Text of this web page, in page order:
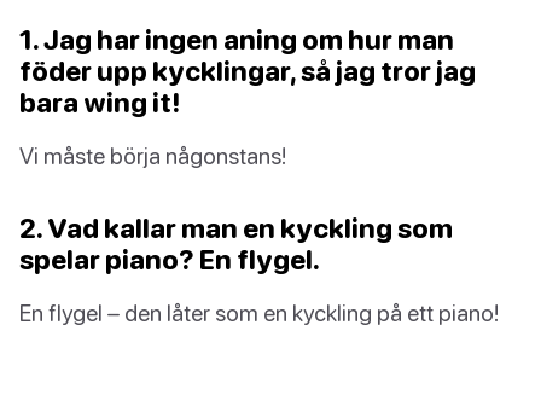
1. Jag har ingen aning om hur man
föder upp kycklingar, så jag tror jag
bara wing it!
Vi måste börja någonstans!
2. Vad kallar man en kyckling som
spelar piano? En flygel.
En flygel – den låter som en kyckling på ett piano!